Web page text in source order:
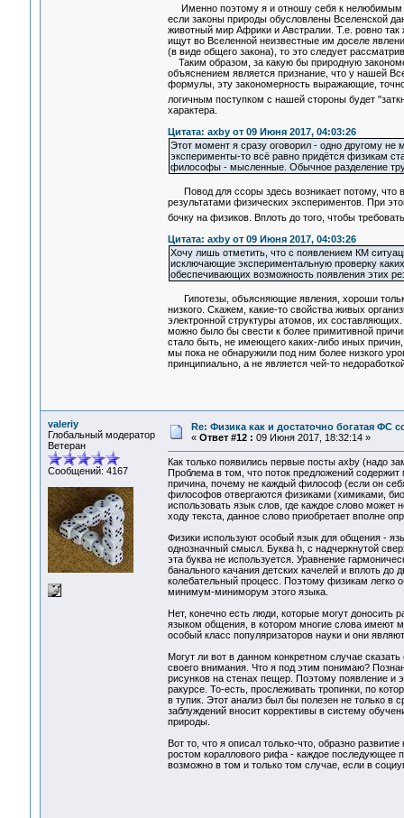
Именно поэтому я и отношу себя к нелюбимым
если законы природы обусловлены Вселенской
животный мир Африки и Австралии. Т.е. ровно
ищут во Вселенной неизвестные им доселе
(в виде общего закона), то это следует
Таким образом, за какую бы природную
объяснением является признание, что у нашей
формулы, эту закономерность выражающие,
логичным поступком с нашей стороны будет
характера.
Цитата: axby от 09 Июня 2017, 04:03:26
Этот момент я сразу оговорил - одно другому не
эксперименты-то всё равно придётся физикам
философы - мысленные. Обычное разделение
Повод для ссоры здесь возникает потому, что
результатами физических экспериментов. При
бочку на физиков. Вплоть до того, чтобы
Цитата: axby от 09 Июня 2017, 04:03:26
Хочу лишь отметить, что с появлением КМ
исключающие экспериментальную проверку
обеспечивающих возможность появления этих
Гипотезы, объясняющие явления, хороши только
низкого. Скажем, какие-то свойства живых
электронной структуры атомов, их
можно было бы свести к более примитивной
стало быть, не имеющего каких-либо иных
мы пока не обнаружили под ним более низкого
принципиально, а не является чей-то
valeriy
Глобальный модератор
Ветеран
Сообщений: 4167
Re: Физика как и достаточно богатая ФС
« Ответ #12 : 09 Июня 2017, 18:32:14 »
Как только появились первые посты axby (надо
Проблема в том, что поток предложений
причина, почему не каждый философ (если он
философов отвергаются физиками (химиками,
использовать язык слов, где каждое слово
ходу текста, данное слово приобретает вполне
Физики используют особый язык для общения -
однозначный смысл. Буква h, с надчеркнутой
эта буква не используется. Уравнение
банального качания детских качелей и вплоть
колебательный процесс. Поэтому физикам
минимум-миниморум этого языка.
Нет, конечно есть люди, которые могут
языком общения, в котором многие слова имеют
особый класс популяризаторов науки и они
Могут ли вот в данном конкретном случае
своего внимания. Что я под этим понимаю?
рисунков на стенах пещер. Поэтому появление и
ракурсе. То-есть, прослеживать тропинки, по
в тупик. Этот анализ был бы полезен не только в
заблуждений вносит коррективы в систему
природы.
Вот то, что я описал только-что, образно
ростом кораллового рифа - каждое последующее
возможно в том и только том случае, если в